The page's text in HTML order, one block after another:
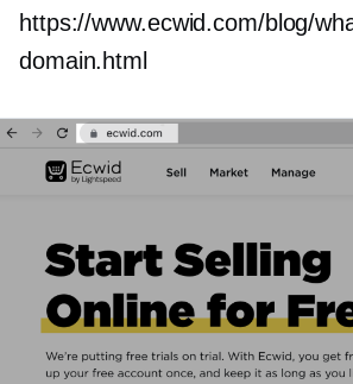
https://www.ecwid.com/blog/
domain.html